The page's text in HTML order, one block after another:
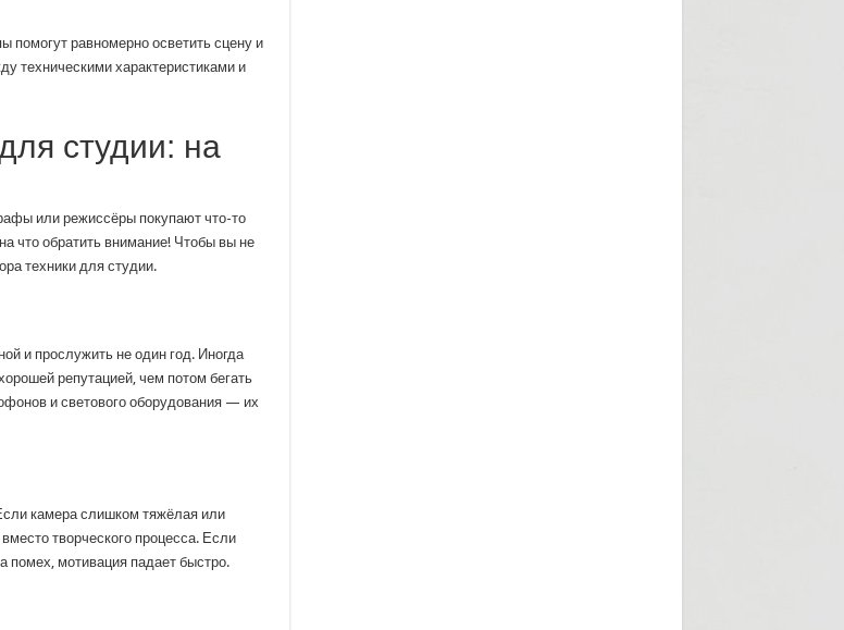
помогут равномерно осветить сцену и
техническими характеристиками и
студии: на
или режиссёры покупают что-то
что обратить внимание! Чтобы вы не
техники для студии.
и прослужить не один год. Иногда
репутацией, чем потом бегать
и светового оборудования — их
камера слишком тяжёлая или
творческого процесса. Если
помех, мотивация падает быстро.